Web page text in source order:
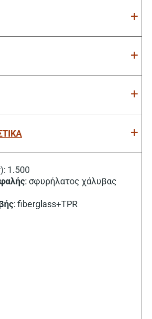
1.500
: σφυρήλατος χάλυβας
: fiberglass+TPR